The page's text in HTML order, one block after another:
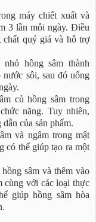
máy chiết xuất và
3 lần mỗi ngày. Điều
chất quý giá và hỗ trợ
nhỏ hồng sâm thành
sôi, sau đó uống
củ hồng sâm trong
năng. Tuy nhiên,
của sản phẩm.
và ngâm trong mật
có thể giúp tạo ra một
sâm và thêm vào
cùng với các loại thực
giúp hồng sâm hòa